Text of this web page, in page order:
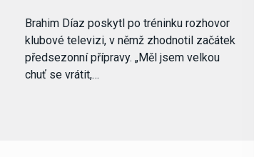
Brahim Díaz poskytl po tréninku rozhovor
klubové televizi, v němž zhodnotil začátek
předsezonní přípravy. „Měl jsem velkou
chuť se vrátit,…